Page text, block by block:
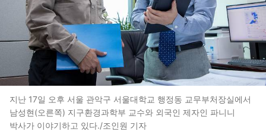
지난 17일 오후 서울 관악구 서울대학교 행정동 교무부처장실에서
남성현(오른쪽) 지구환경과학부 교수와 외국인 제자인 파니니
박사가 이야기하고 있다./조인원 기자